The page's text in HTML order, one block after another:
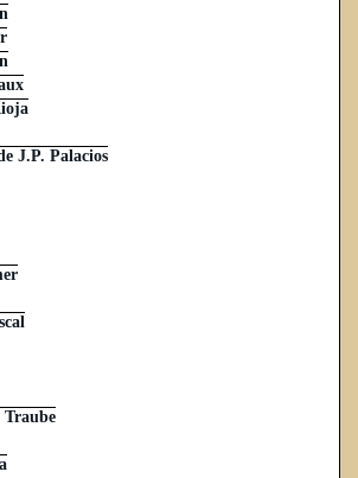
J.P. Palacios
Traube